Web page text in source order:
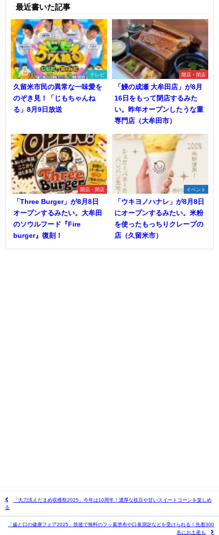
最近書いた記事
テレビ
久留米市民の異常な一味愛を
のぞき見！「じもちゃんね
る」8月9日放送
開店・閉店
「鰻の成瀬 大牟田店」が8月
16日をもって閉店するみた
い。昨年オープンしたうな重
専門店（大牟田市）
開店・閉店
「Three Burger」が8月8日
オープンするみたい。大牟田
のソウルフード『Fire
burger』復刻！
イベント
「ウキヨノハナレ」が8月8日
にオープンするみたい。米粉
を使ったもっちりクレープの
店（久留米市）
「大刀洗えだまめ収穫祭2025」今年は10周年！濃厚な枝豆や甘いスイートコーンを楽しめ
る
「歯と口の健康フェア2025」筑後で無料のフッ素塗布や口臭測定などを受けられる！先着300
名にお土産も